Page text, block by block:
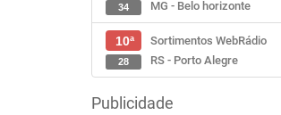
MG - Belo horizonte
34
10ª
Sortimentos WebRádio
RS - Porto Alegre
28
Publicidade